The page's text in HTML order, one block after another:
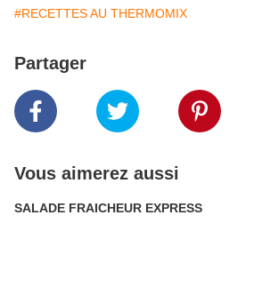
#RECETTES AU THERMOMIX
Partager
Vous aimerez aussi
SALADE FRAICHEUR EXPRESS